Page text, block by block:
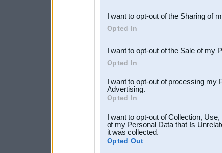
Downstream Participants
third parties.
I want to opt-out of the Sharing of
Opted In
I want to opt-out of the Sale of my
Opted In
I want to opt-out of processing my
Advertising.
Opted In
I want to opt-out of Collection,
of my Personal Data that Is
it was collected.
Opted Out